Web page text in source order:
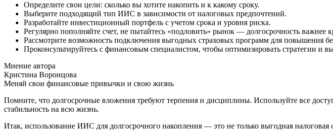
Определите свои цели: сколько вы хотите накопить и к какому сроку.
Выберите подходящий тип ИИС в зависимости от налоговых предпочтений.
Разработайте инвестиционный портфель с учетом срока и уровня риска.
Регулярно пополняйте счет, не пытайтесь «подловить» рынок — долгосрочность важнее
Рассмотрите возможность подключения выгодных страховых программ для повышения
Проконсультируйтесь с финансовым специалистом, чтобы оптимизировать стратегии и
Мнение автора
Кристина Воронцова
Меняй свои финансовые привычки и свою жизнь
Помните, что долгосрочные вложения требуют терпения и дисциплины. Используйте все
стабильность на всю жизнь.
Итак, использование ИИС для долгосрочного накопления — это не только выгодная